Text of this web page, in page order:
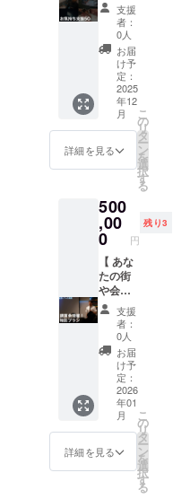
（半角
24文字
以内）
でご指
定くだ
さい。
・絵文
字や特
殊記
序良俗
に反す
伝目的
の文言
は不可
となり
ます。
・掲載
順は五
十音順
または
アル
ファ
ベット
順で統
一いた
しま
す。
トやサ
イズは
力ある
海中写
真を待
ち受け
データ
にしま
す。 ・
サイ
ズ：長
辺
3216×
■「クラ
ファン
限定ス
テッ
カー」1
枚 ・プ
ロジェ
クト
ページ
内「リ
ターン
につい
て」に
記載
■「映画
のエン
ドロー
ルにお
名前記
載
（小）
」1名分
・支援
時の
「備考
欄」に
ご希望
のお名
前をご
記入く
ご希望
のお名
前は全
角12文
字以内
（半角
24文字
以内）
でご指
定くだ
さい。
・絵文
字や特
殊記
号、公
序良俗
に反す
る表
現、宣
前は全
角12文
字以内
（半角
24文字
以内）
でご指
定くだ
さい。
・絵文
字や特
序良俗
に反す
る表
現、宣
伝目的
の文言
は不可
となり
ます。
・掲載
順は五
十音順
または
アル
ファ
ベット
順で統
一いた
しま
れ、伝
統文化
から最
新カル
チャー
まで手
がけて
きた雑
誌編集
者・岩
崎裕司
サイ
ズ：A3
サイズ
大判印
刷 ・
ページ
数：32p
■「クラ
ファン
限定T
シャ
ツ」1枚
・小坂
薫平が
100kg
越えの
イソマ
グロを
仕留め
真など
を収録
したス
ペシャ
ル版写
真集。
・「い
いち
こ」の
アート
ディレ
られる
日本ベ
リエー
ルアー
トセン
ターが
デザイ
ンを担
当。47
都道府
県・海
外50以
上の都
市と地
域を訪
れ、伝
統文化
から最
新カル
グ国際
大会運
営・
セーフ
ティ経
験を有
してい
ます。
・交
通・宿
泊等の
途です
・2025
年12月
以降に
開催し
ます ・
支援者
の皆様
である
程度予
定を合
わせて
開催い
たしま
す ・詳
細はご
支援い
ただい
た方に
にご希
望のお
名前を
ご記入
くださ
い。 ・
ご希望
のお名
前は全
角12文
字以内
以内）
でご指
定くだ
さい。
・絵文
字や特
殊記
号、公
序良俗
に反す
る表
現、宣
伝目的
の文言
は不可
となり
ます。
・掲載
順は五
・実施
時期・
場所は
カメラ
マンと
相談 ・
編集済
写真20
枚 or 映
像1分を
納品 ・
フォト
パネル
も可 ・
交通宿
泊等、
諸経費
は含ま
れませ
ん ・詳
細はご
支援い
ただい
た方に
直接
メール
いたし
ます
■「Mis
sion100
込めた
感謝の
メー
ル」
■「待ち
受け画
像デー
タ」5枚
Mission
100の迫
力ある
ち受け
データ
にしま
す。 ・
サイ
ズ：長
辺
3216×
短編
2144
■「公式
ホーム
ページ
にお名
前掲
載」1名
分 ※本
リター
ンは公
支援
者：
0人
お届
け予
定：
2025
年12
月
詳細を見る
こ
の
リ
タ
ー
ン
を
選
択
す
る
500
,00
0 円
残り3
【 あな
たの街
や会社
で！小
坂薫平
による
講演会
開催付
き特別
プラン
■「小坂
薫平に
よる特
別講演
支援
者：
0人
お届
け予
定：
2026
年01
月
詳細を見る
こ
の
リ
タ
ー
ン
を
選
択
す
る